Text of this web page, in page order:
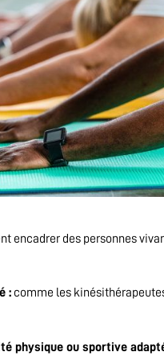
encadrer des personnes
: comme les
physique ou sportive